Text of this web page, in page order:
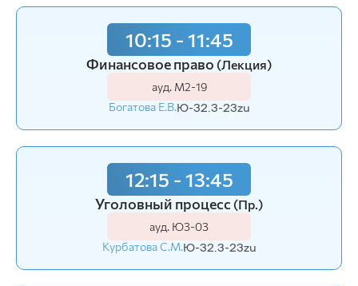
10:15 - 11:45
Финансовое право (Лекция)
ауд. М2-19
Богатова Е.В.Ю-32.3-23zu
12:15 - 13:45
Уголовный процесс (Пр.)
ауд. Ю3-03
Курбатова С.М.Ю-32.3-23zu